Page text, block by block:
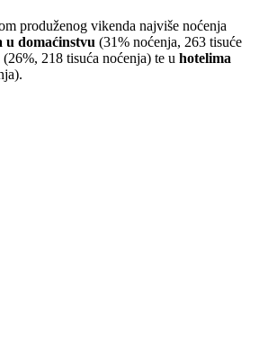
produženog vikenda najviše noćenja
u domaćinstvu (31% noćenja, 263 tisuće
(26%, 218 tisuća noćenja) te u hotelima